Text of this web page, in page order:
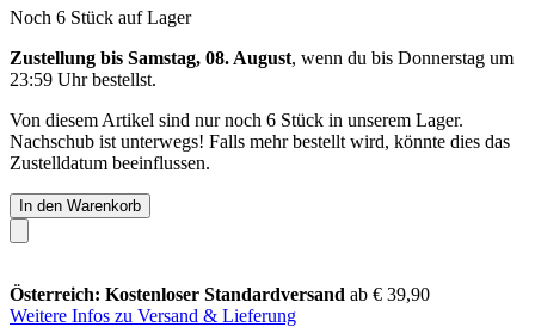
Noch 6 Stück auf Lager
Zustellung bis Samstag, 08. August, wenn du bis Donnerstag um
23:59 Uhrbestellst.
Von diesem Artikel sind nur noch 6 Stück in unserem Lager.
Nachschub ist unterwegs! Falls mehr bestellt wird, könnte dies das
Zustelldatum beeinflussen.
In den Warenkorb
Österreich: Kostenloser Standardversand ab € 39,90
Weitere Infos zu Versand & Lieferung